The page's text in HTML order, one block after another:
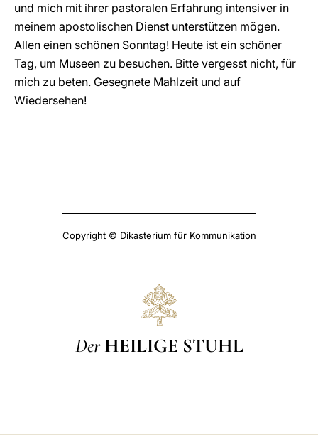
und mich mit ihrer pastoralen Erfahrung intensiver in
meinem apostolischen Dienst unterstützen mögen.
Allen einen schönen Sonntag! Heute ist ein schöner
Tag, um Museen zu besuchen. Bitte vergesst nicht, für
mich zu beten. Gesegnete Mahlzeit und auf
Wiedersehen!
Copyright © Dikasterium für Kommunikation
Der HEILIGE STUHL